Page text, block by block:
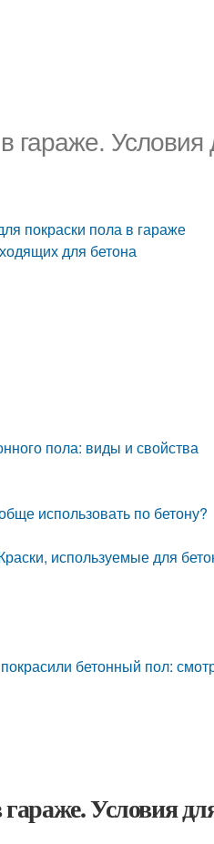
гараже. Условия
покраски пола в гараже
для бетона
пола: виды и свойства
использовать по бетону?
используемые для
бетонный пол:
Условия